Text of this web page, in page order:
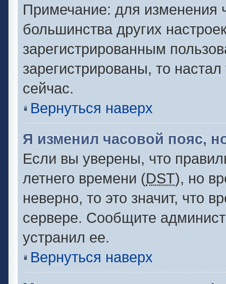
Примечание: для изменения
большинства других
зарегистрированным
зарегистрированы, то
сейчас.
Вернуться наверх
Я изменил часовой пояс,
Если вы уверены, что
летнего времени (DST), но
неверно, то это значит, что
сервере. Сообщите
устранил ее.
Вернуться наверх